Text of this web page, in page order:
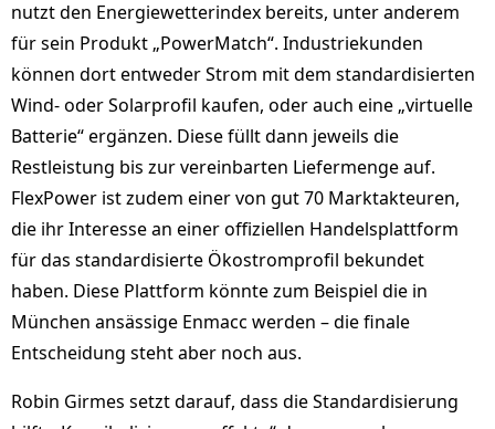
nutzt den Energiewetterindex bereits, unter anderem
für sein Produkt „PowerMatch“. Industriekunden
können dort entweder Strom mit dem standardisierten
Wind- oder Solarprofil kaufen, oder auch eine „virtuelle
Batterie“ ergänzen. Diese füllt dann jeweils die
Restleistung bis zur vereinbarten Liefermenge auf.
FlexPower ist zudem einer von gut 70 Marktakteuren,
die ihr Interesse an einer offiziellen Handelsplattform
für das standardisierte Ökostromprofil bekundet
haben. Diese Plattform könnte zum Beispiel die in
München ansässige Enmacc werden – die finale
Entscheidung steht aber noch aus.
Robin Girmes setzt darauf, dass die Standardisierung